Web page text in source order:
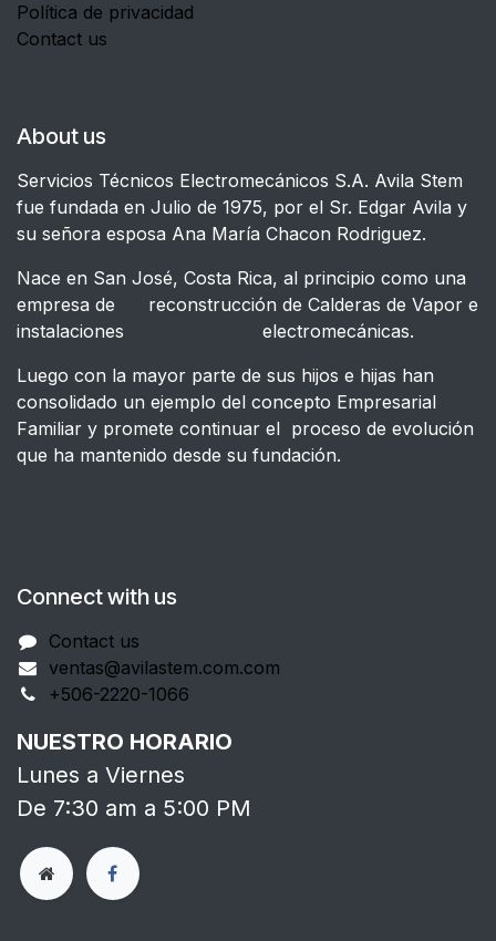
Política de privacidad
Contact us
About us
Servicios Técnicos Electromecánicos S.A. Avila Stem
fue fundada en Julio de 1975, por el Sr. Edgar Avila y
su señora esposa Ana María Chacon Rodriguez.
Nace en San José, Costa Rica, al principio como una
empresa de reconstrucción de Calderas de Vapor e
instalaciones electromecánicas.
Luego con la mayor parte de sus hijos e hijas han
consolidado un ejemplo del concepto Empresarial
Familiar y promete continuar el proceso de evolución
que ha mantenido desde su fundación.
Connect with us
Contact us
ventas@avilastem.com.com
+506-2220-1066
NUESTRO HORARIO
Lunes a Viernes
De 7:30 am a 5:00 PM